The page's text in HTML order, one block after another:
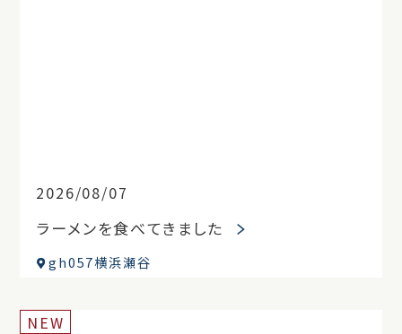
2026/08/07
ラーメンを食べてきました
gh057横浜瀬谷
NEW